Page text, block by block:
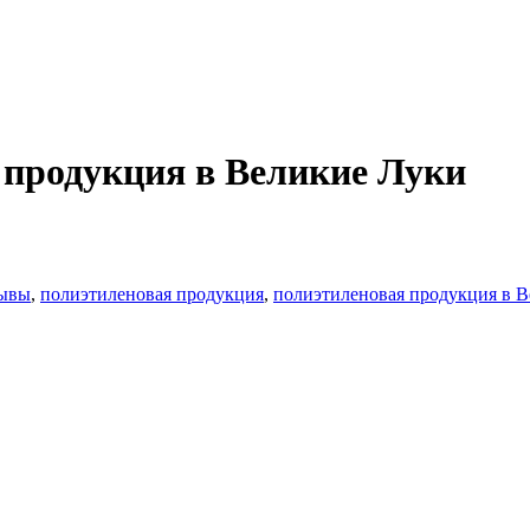
в Великие Луки
, полиэтиленовая продукция, полиэтиленовая продукция в